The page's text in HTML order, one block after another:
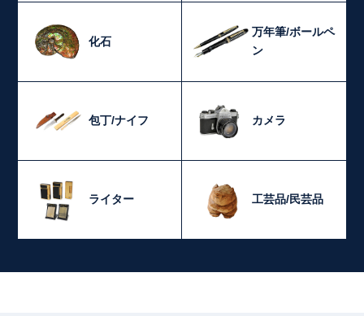
化石
万年筆/ボールペ
ン
包丁/ナイフ カメラ
ライター 工芸品/民芸品